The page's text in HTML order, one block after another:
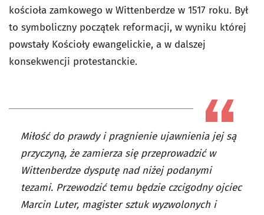
kościoła zamkowego w Wittenberdze w 1517 roku. Był
to symboliczny początek reformacji, w wyniku której
powstały Kościoły ewangelickie, a w dalszej
konsekwencji protestanckie.
Miłość do prawdy i pragnienie ujawnienia jej są
przyczyną, że zamierza się przeprowadzić w
Wittenberdze dysputę nad niżej podanymi
tezami. Przewodzić temu będzie czcigodny ojciec
Marcin Luter, magister sztuk wyzwolonych i